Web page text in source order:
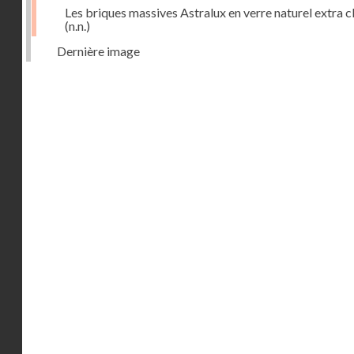
Les briques massives Astralux en verre naturel extra
(n.n.)
Dernière image